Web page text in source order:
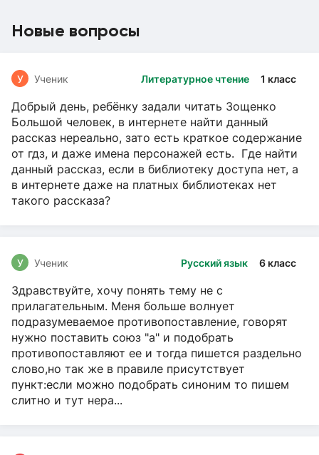
Новые вопросы
Литературное чтение 1 класс
У Ученик
Добрый день, ребёнку задали читать Зощенко
Большой человек, в интернете найти данный
рассказ нереально, зато есть краткое содержание
от гдз, и даже имена персонажей есть. Где найти
данный рассказ, если в библиотеку доступа нет, а
в интернете даже на платных библиотеках нет
такого рассказа?
Русский язык 6 класс
У Ученик
Здравствуйте, хочу понять тему не с
прилагательным. Меня больше волнует
подразумеваемое противопоставление, говорят
нужно поставить союз "а" и подобрать
противопоставляют ее и тогда пишется раздельно
слово,но так же в правиле присутствует
пункт:если можно подобрать синоним то пишем
слитно и тут нера...